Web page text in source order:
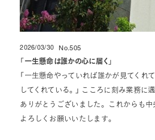
「 一生懸命は誰かの心に届く 」
「一生懸命やっていれば誰かが見てくれ
してくれている。」 こころに刻み業務に
ありがとうございました。 これからも
よろしくお願いいたします。
2026/03/30 No.505